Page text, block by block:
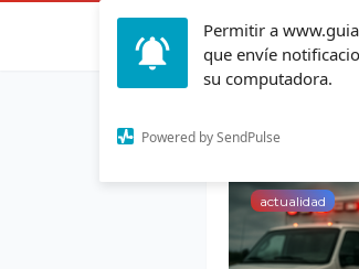
Permitir a
que envíe
su computadora.
Powered by SendPulseMostrando
actualidad